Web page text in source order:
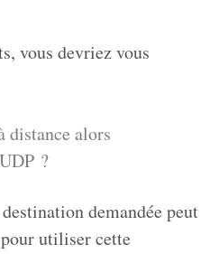
vous devriez vous
distance alors
?
demandée peut
utiliser cette